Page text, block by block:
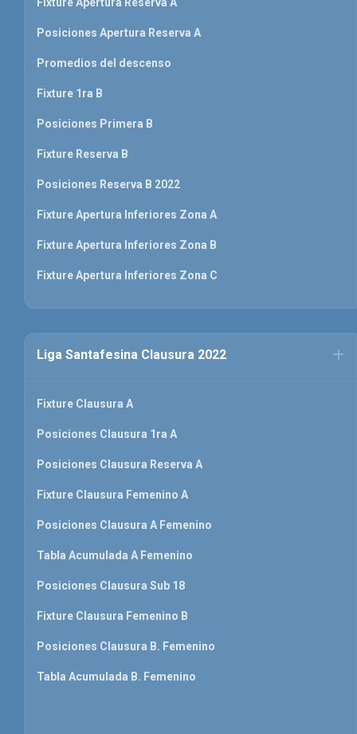
Posiciones Apertura Reserva A
Promedios del descenso
Fixture 1ra B
Posiciones Primera B
Fixture Reserva B
Posiciones Reserva B 2022
Fixture Apertura Inferiores Zona A
Fixture Apertura Inferiores Zona B
Fixture Apertura Inferiores Zona C
Liga Santafesina Clausura 2022
Fixture Clausura A
Posiciones Clausura 1ra A
Posiciones Clausura Reserva A
Fixture Clausura Femenino A
Posiciones Clausura A Femenino
Tabla Acumulada A Femenino
Posiciones Clausura Sub 18
Fixture Clausura Femenino B
Posiciones Clausura B. Femenino
Tabla Acumulada B. Femenino